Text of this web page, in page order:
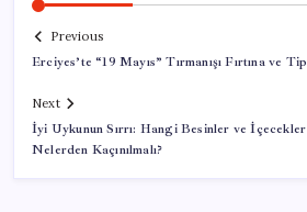
Previous
Erciyes’te “19 Mayıs” Tırmanışı Fırtına ve
Next
İyi Uykunun Sırrı: Hangi Besinler ve
Nelerden Kaçınılmalı?